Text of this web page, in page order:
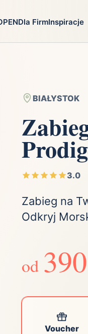
Imieniny
Różne
Wielkopolski
Kraków
Dla FirmInspiracje
BIAŁYSTOK
3.0
Zabieg na
Odkryj
od
Voucher